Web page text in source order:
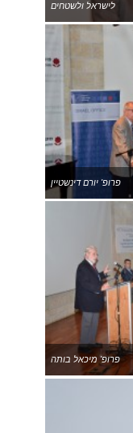
לישראל ולשטחים
פרופ' יורם דינשטיין
פרופ' מיכאל בותה